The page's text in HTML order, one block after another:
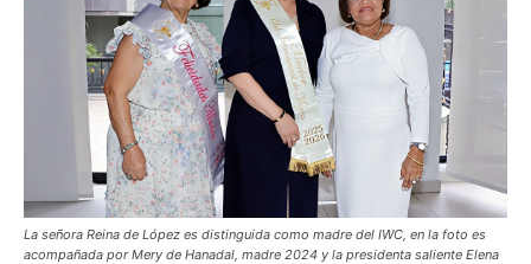
La señora Reina de López es distinguida como madre del IWC, en la foto es
acompañada por Mery de Hanadal, madre 2024 y la presidenta saliente Elena